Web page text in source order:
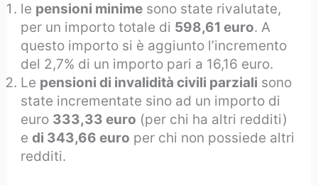
le pensioni minime sono state rivalutate,
per un importo totale di 598,61 euro. A
questo importo si è aggiunto l’incremento
del 2,7% di un importo pari a 16,16 euro.
Le pensioni di invalidità civili parziali sono
state incrementate sino ad un importo di
euro 333,33 euro (per chi ha altri redditi)
edi 343,66 euro per chi non possiede altri
redditi.